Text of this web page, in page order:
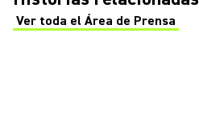
Ver toda el Área de Prensa
(Opens in a new tab)